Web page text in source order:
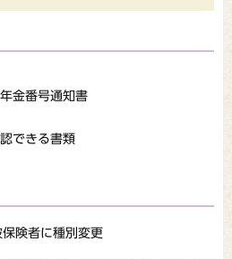
金番号通知書
できる書類
険者に種別変更